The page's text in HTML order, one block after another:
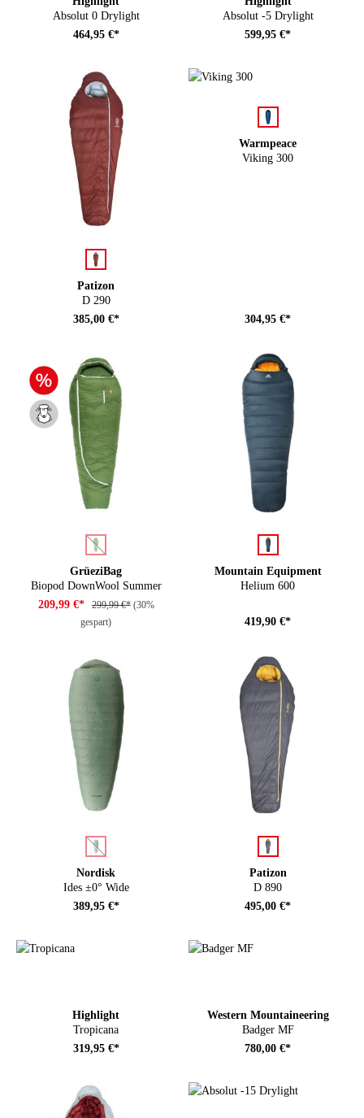
Absolut 0 Drylight
464,95 €*
Absolut -5 Drylight
599,95 €*
Patizon
D 290
Farbe
385,00 €*
Warmpeace
Viking 300
Farbeauswählen
304,95 €*
GrüeziBag
Biopod DownWool Summer
auswählen
(Diese Option ist zurzeit nicht verfügbar.)
209,99 €* 299,99 €* (30%
gespart)
Mountain Equipment
Helium 600
auswählen
419,90 €*
Nordisk
Ides ±0° Wide
Farbeauswählen
(Diese Option ist zurzeit nicht verfügbar.)
389,95 €*
Patizon
D 890
Farbe
495,00 €*
Highlight
Tropicana
319,95 €*
Western Mountaineering
Badger MF
780,00 €*